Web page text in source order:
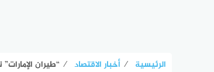
الرئيسية ⁄ أخبار الاقتصاد ⁄ “طيران الإمارات”